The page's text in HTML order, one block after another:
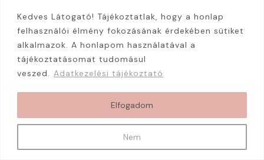
Kedves Látogató! Tájékoztatlak, hogy a honlap
felhasználói élmény fokozásának érdekében sütiket
alkalmazok. A honlapom használatával a
tájékoztatásomat tudomásul
veszed.
Adatkezelési tájékoztató
Nem
Elfogadom
továbbá hozzájárulok, hogy ingyenes tartalmakat és
információkat küldjön a megadott email címre.
KÉREM A LISTÁT!